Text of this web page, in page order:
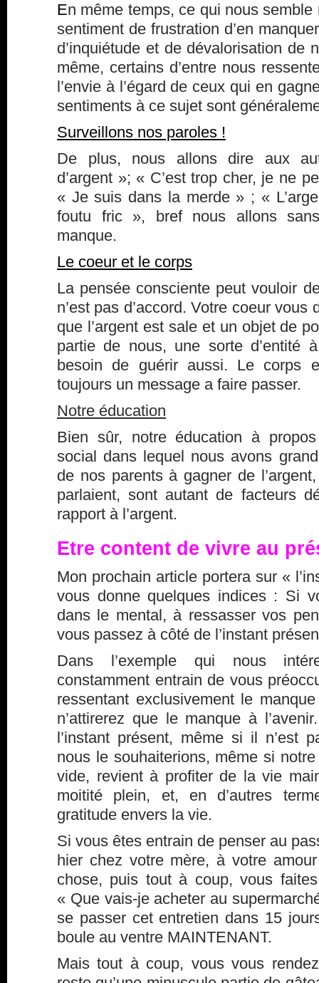
En même temps, ce qui nous semble
sentiment de frustration d’en
d’inquiétude et de dévalorisation de
même, certains d’entre nous
l’envie à l’égard de ceux qui en
sentiments à ce sujet sont
Surveillons nos paroles !
De plus, nous allons dire aux
d’argent »; « C’est trop cher, je ne
« Je suis dans la merde » ; «
foutu fric », bref nous allons
manque.
Le coeur et le corps
La pensée consciente peut vouloir
n’est pas d’accord. Votre coeur vous
que l’argent est sale et un objet de
partie de nous, une sorte d’entité
besoin de guérir aussi. Le corps
toujours un message a faire passer.
Notre éducation
Bien sûr, notre éducation à
social dans lequel nous avons
de nos parents à gagner de
parlaient, sont autant de facteurs
rapport à l’argent.
Etre content de vivre au
Mon prochain article portera sur «
vous donne quelques indices : Si
dans le mental, à ressasser vos
vous passez à côté de l’instant
Dans l’exemple qui nous
constamment entrain de vous
ressentant exclusivement le
n’attirerez que le manque à
l’instant présent, même si il n’est
nous le souhaiterions, même si
vide, revient à profiter de la vie
moitité plein, et, en d’autres
gratitude envers la vie.
Si vous êtes entrain de penser au
hier chez votre mère, à votre
chose, puis tout à coup, vous
« Que vais-je acheter au
se passer cet entretien dans 15
boule au ventre MAINTENANT.
Mais tout à coup, vous vous